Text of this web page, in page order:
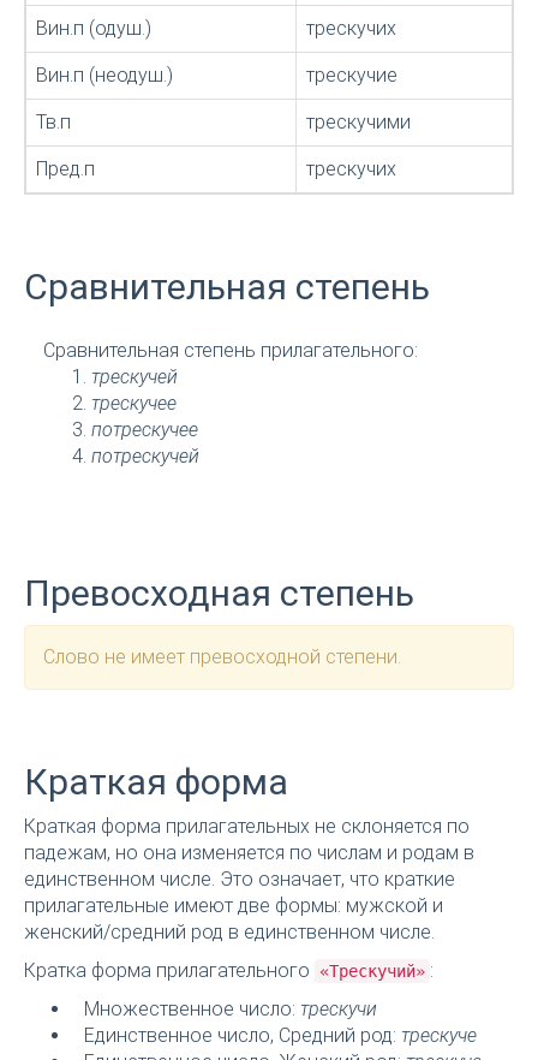
Вин.п (одуш.) трескучих
Вин.п (неодуш.) трескучие
Тв.п трескучими
Пред.п трескучих
Сравнительная степень
Сравнительная степень прилагательного:
трескучей
трескучее
потрескучее
потрескучей
Превосходная степень
Слово не имеет превосходной степени.
Краткая форма
Краткая форма прилагательных не склоняется по
падежам, но она изменяется по числам и родам в
единственном числе. Это означает, что краткие
прилагательные имеют две формы: мужской и
женский/средний род в единственном числе.
Кратка форма прилагательного
«Трескучий» :
Множественное число: трескучи
Единственное число, Средний род: трескуче